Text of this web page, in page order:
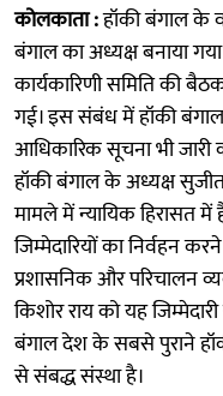
कोलकाता :हॉकी बंगाल के
बंगाल का अध्यक्ष बनाया
कार्यकारिणी समिति की
गई। इस संबंध में हॉकी बंगाल
आधिकारिक सूचना भी जारी
हॉकी बंगाल के अध्यक्ष
मामले में न्यायिक हिरासत
जिम्मेदारियों का निर्वहन
प्रशासनिक और परिचालन
किशोर राय को यह
बंगाल देश के सबसे पुराने
से संबद्ध संस्था है।